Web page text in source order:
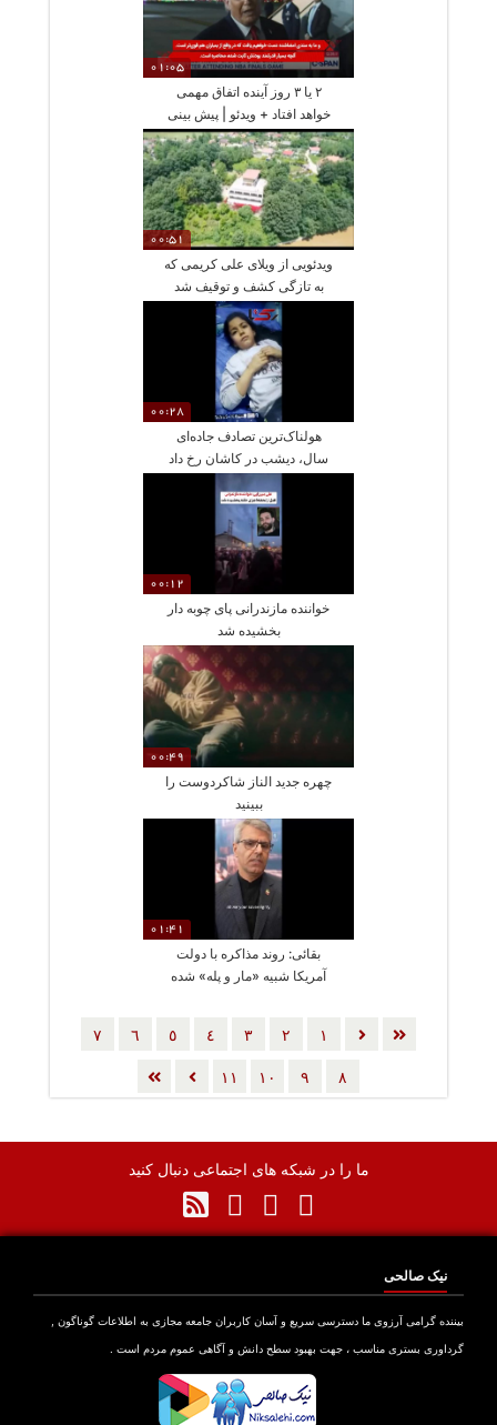
01:05
۲ یا ۳ روز آینده اتفاق مهمی
خواهد افتاد + ویدئو | پیش بینی
ترامپ درباره ایران
00:51
ویدئویی از ویلای علی کریمی که
به تازگی کشف و توقیف شد
00:28
هولناک‌ترین تصادف جاده‌ای
سال، دیشب در کاشان رخ داد
00:12
خواننده مازندرانی پای چوبه دار
بخشیده شد
00:49
چهره جدید الناز شاکردوست را
ببینید
01:41
بقائی: روند مذاکره با دولت
آمریکا شبیه «مار و پله» شده
١ ٢ ٣ ٤ ٥ ٦ ٧
٨ ٩ ١٠ ١١
ما را در شبکه های اجتماعی دنبال کنید
نیک صالحی
بیننده گرامی آرزوی ما دسترسی سریع و آسان کاربران جامعه مجازی به اطلاعات گوناگون ,
گرداوری بستری مناسب ، جهت بهبود سطح دانش و آگاهی عموم مردم است .